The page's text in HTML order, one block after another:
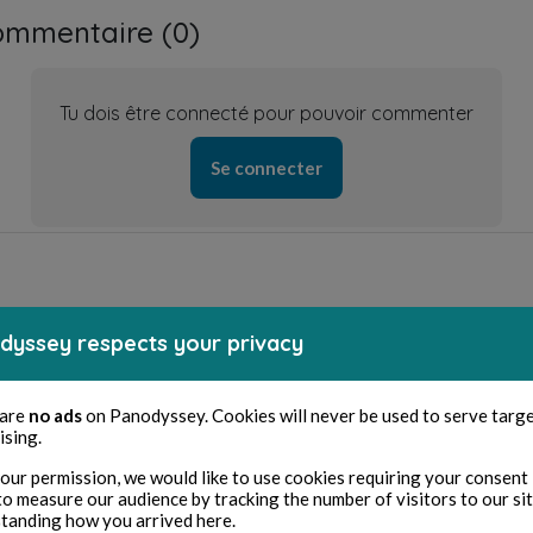
(0)
Tu dois être connecté pour pouvoir commenter
Se connecter
Optimiste Insomniaque
respects your privacy
no adson Panodyssey. Cookies will never be used to serve
permission, we would like to use cookies requiring your consent
measure our audience by tracking the number of visitors to our
how you arrived here.